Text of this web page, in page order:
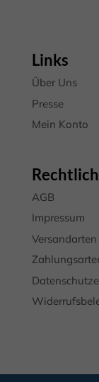
Links
Über Uns
Presse
Mein Konto
AGB
Impressum
Versandarten